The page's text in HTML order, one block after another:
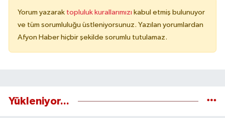
Yorum yazarak topluluk kurallarımızı kabul etmiş bulunuyor
ve tüm sorumluluğu üstleniyorsunuz. Yazılan yorumlardan
Afyon Haber hiçbir şekilde sorumlu tutulamaz.
Yükleniyor...